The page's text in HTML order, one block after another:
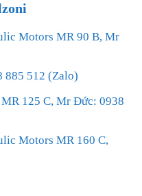
Motors MR 90 B, Mr
885 512 (Zalo)
125 C, Mr Đức: 0938
Motors MR 160 C,